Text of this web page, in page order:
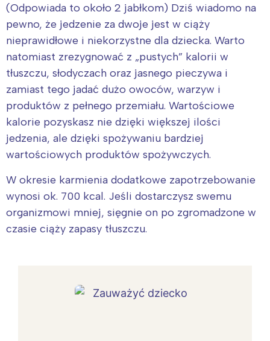
(Odpowiada to około 2 jabłkom) Dziś wiadomo na
pewno, że jedzenie za dwoje jest w ciąży
nieprawidłowe i niekorzystne dla dziecka. Warto
natomiast zrezygnować z „pustych” kalorii w
tłuszczu, słodyczach oraz jasnego pieczywa i
zamiast tego jadać dużo owoców, warzyw i
produktów z pełnego przemiału. Wartościowe
kalorie pozyskasz nie dzięki większej ilości
jedzenia, ale dzięki spożywaniu bardziej
wartościowych produktów spożywczych.
W okresie karmienia dodatkowe zapotrzebowanie
wynosi ok. 700 kcal. Jeśli dostarczysz swemu
organizmowi mniej, sięgnie on po zgromadzone w
czasie ciąży zapasy tłuszczu.